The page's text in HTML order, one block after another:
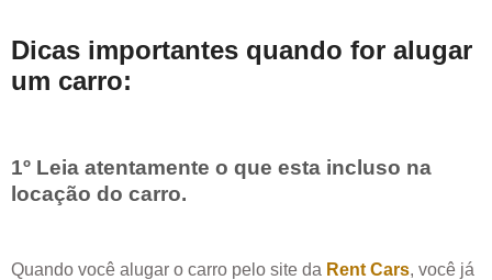
Dicas importantes quando for alugar
um carro:
1º Leia atentamente o que esta incluso na
locação do carro.
Quando você alugar o carro pelo site da Rent Cars, você já